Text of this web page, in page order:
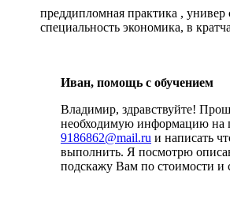
преддипломная практика , универ
специальность экономика, в
Иван, помощь с обучением
Владимир, здравствуйте!
необходимую информацию на
9186862@mail.ru и написать
выполнить. Я посмотрю
подскажу Вам по стоимости и